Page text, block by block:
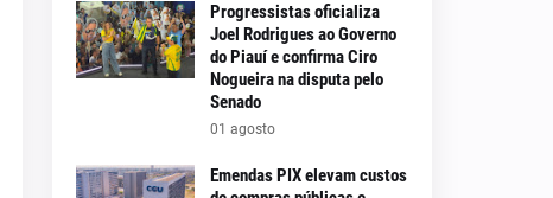
Progressistas oficializa
Joel Rodrigues ao Governo
do Piauí e confirma Ciro
Nogueira na disputa pelo
Senado
01 agosto
Emendas PIX elevam custos